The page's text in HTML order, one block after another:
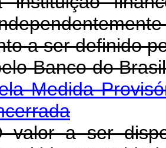
a ser definido
pelo Banco do
Medida
a ser